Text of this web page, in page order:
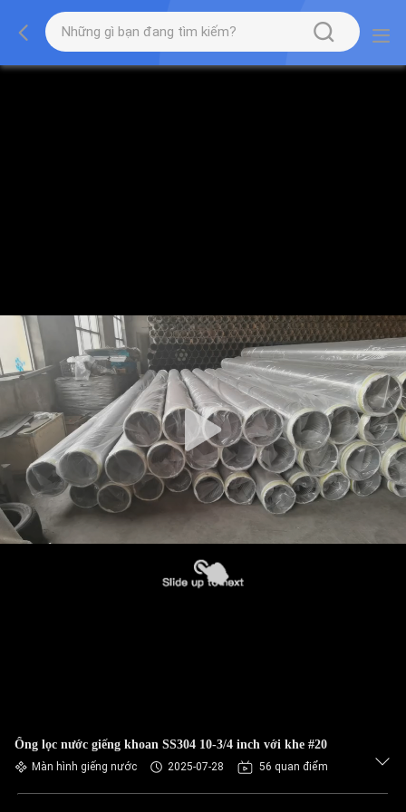
Ống lọc nước giếng khoan SS304 10-3/4 inch với khe #20
Màn hình giếng nước 2025-07-28 56 quan điểm